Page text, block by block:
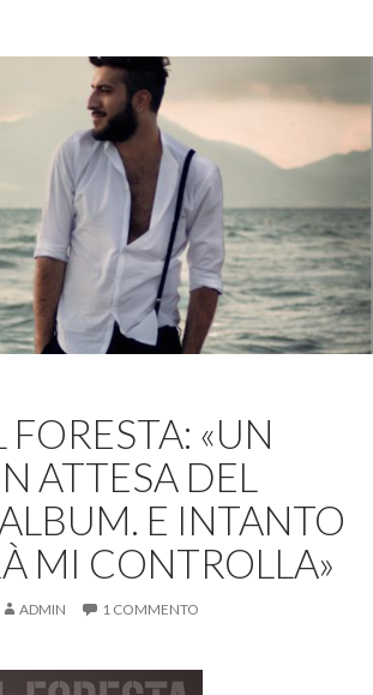
«UN
ATTESA DEL
E INTANTO
MI CONTROLLA»
ADMIN 1 COMMENTO